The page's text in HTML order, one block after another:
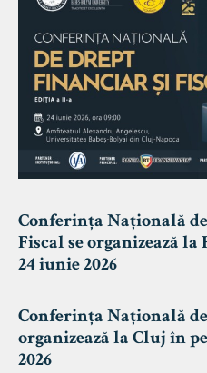
Conferința Națională
Fiscal se organizează
24 iunie 2026
Conferința Națională
organizează la Cluj în
2026